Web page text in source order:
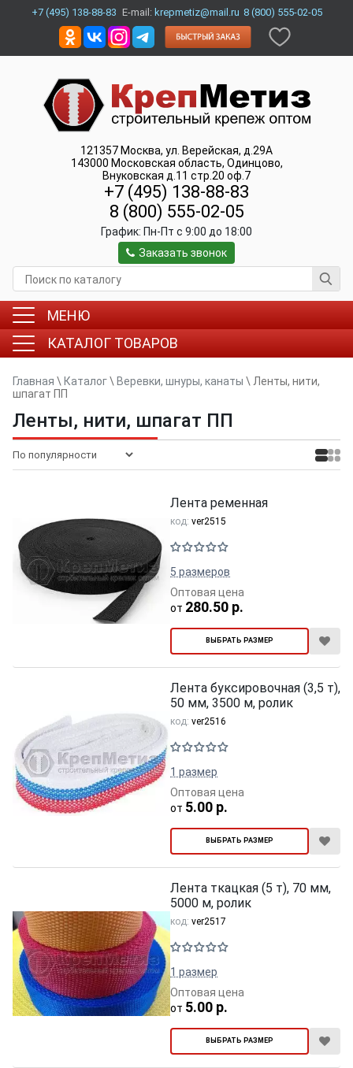
+7 (495) 138-88-83 E-mail: krepmetiz@mail.ru 8 (800) 555-02-05
121357 Москва, ул. Верейская, д.29А
143000 Московская область, Одинцово,
Внуковская д.11 стр.20 оф.7
+7 (495) 138-88-83
8 (800) 555-02-05
График: Пн-Пт c 9:00 до 18:00
Заказать звонок
МЕНЮ
КАТАЛОГ ТОВАРОВ
Главная \ Каталог\ Веревки, шнуры, канаты \ Ленты, нити,
шпагат ПП
Ленты, нити, шпагат ПП
Лента ременная
код: ver2515
5 размеров
ВЫБРАТЬ РАЗМЕР
от 280.50 р.
Оптовая цена
Лента буксировочная (3,5 т),
50 мм, 3500 м, ролик
код: ver2516
1 размер
ВЫБРАТЬ РАЗМЕР
от 5.00 р.
Оптовая цена
Лента ткацкая (5 т), 70 мм,
5000 м, ролик
код: ver2517
1 размер
ВЫБРАТЬ РАЗМЕР
от 5.00 р.
Оптовая цена